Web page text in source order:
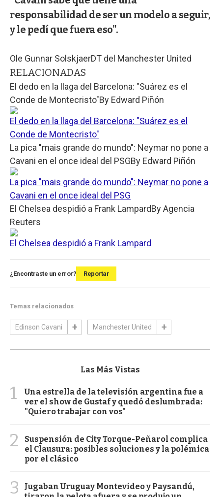
responsabilidad de ser un modelo a seguir,
y le pedí que fuera eso".
Ole Gunnar SolskjaerDT del Manchester United
RELACIONADAS
El dedo en la llaga del Barcelona: "Suárez es el
Conde de Montecristo"By Edward Piñón
El dedo en la llaga del Barcelona: "Suárez es el
Conde de Montecristo"
La pica "mais grande do mundo": Neymar no pone a
Cavani en el once ideal del PSGBy Edward Piñón
La pica "mais grande do mundo": Neymar no pone a
Cavani en el once ideal del PSG
El Chelsea despidió a Frank LampardByAgencia
Reuters
El Chelsea despidió a Frank Lampard
¿Encontraste un error? Reportar
Temas relacionados
Edinson Cavani Manchester United
Las Más Vistas
1
Una estrella de la televisión argentina fue a
ver el show de Gustaf y quedó deslumbrada:
"Quiero trabajar con vos"
2
Suspensión de City Torque-Peñarol complica
el Clausura: posibles soluciones y la polémica
por el clásico
3
Jugaban Uruguay Montevideo y Paysandú,